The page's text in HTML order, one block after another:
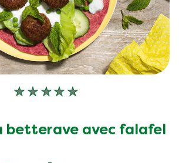
Aucune
soumise
betterave avec falafel